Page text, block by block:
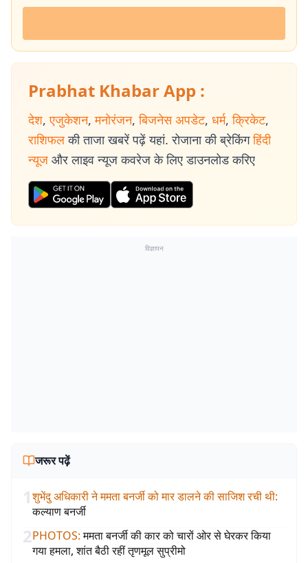
Prabhat Khabar App :
देश, एजुकेशन, मनोरंजन, बिजनेस अपडेट, धर्म, क्रिकेट,
राशिफल की ताजा खबरें पढ़ें यहां. रोजाना की ब्रेकिंग हिंदी
न्यूज और लाइव न्यूज कवरेज के लिए डाउनलोड करिए
विज्ञापन
जरूर पढ़ें
1शुभेंदु अधिकारी ने ममता बनर्जी को मार डालने की साजिश रची थी:
कल्याण बनर्जी
2PHOTOS: ममता बनर्जी की कार को चारों ओर से घेरकर किया
गया हमला, शांत बैठी रहीं तृणमूल सुप्रीमो